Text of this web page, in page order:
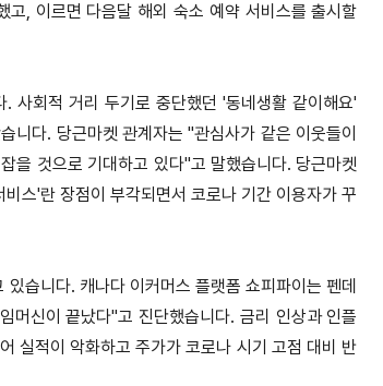
, 이르면 다음달 해외 숙소 예약 서비스를 출시할
.사회적 거리 두기로 중단했던 '동네생활 같이해요'
니다. 당근마켓 관계자는 "관심사가 같은 이웃들이
을 것으로 기대하고 있다"고 말했습니다. 당근마켓
스'란 장점이 부각되면서 코로나 기간 이용자가 꾸
있습니다. 캐나다 이커머스 플랫폼 쇼피파이는 펜데
머신이 끝났다"고 진단했습니다. 금리 인상과 인플
실적이 악화하고 주가가 코로나 시기 고점 대비 반